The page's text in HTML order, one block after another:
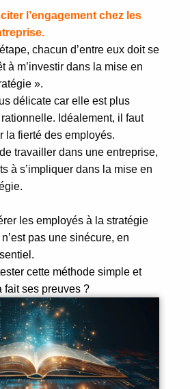
l’engagement chez les
chacun d’entre eux doit se
à m’investir dans la mise en
».
délicate car elle est plus
Idéalement, il faut
la fierté des employés.
travailler dans une entreprise,
à s’impliquer dans la mise en
les employés à la stratégie
pas une sinécure, en
cette méthode simple et
fait ses preuves ?